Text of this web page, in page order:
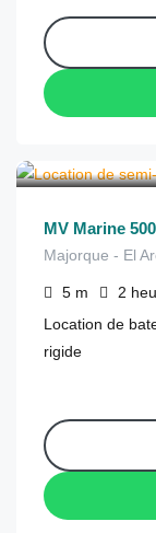
MV Marine
Majorque - El
5 m 2
Location de
rigide